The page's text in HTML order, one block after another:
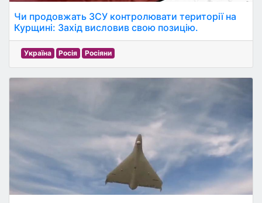
Чи продовжать ЗСУ контролювати території на
Курщині: Захід висловив свою позицію.
Україна Росія Росіяни